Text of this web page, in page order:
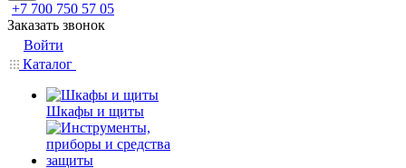
+7 700 750 57 05
Заказать звонок
Войти
Каталог
Шкафы и щиты